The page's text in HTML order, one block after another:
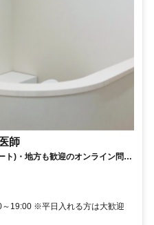
師
ト)・地方も歓迎のオンライン問診
～19:00 ※平日入れる方は大歓迎